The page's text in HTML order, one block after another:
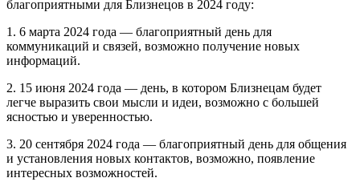
благоприятными для Близнецов в 2024 году:
1. 6 марта 2024 года — благоприятный день для
коммуникаций и связей, возможно получение новых
информаций.
2. 15 июня 2024 года — день, в котором Близнецам будет
легче выразить свои мысли и идеи, возможно с большей
ясностью и уверенностью.
3. 20 сентября 2024 года — благоприятный день для общения
и установления новых контактов, возможно, появление
интересных возможностей.